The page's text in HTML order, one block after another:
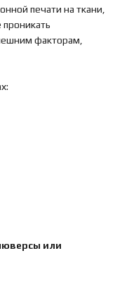
печати на ткани,
проникать
факторам,
или